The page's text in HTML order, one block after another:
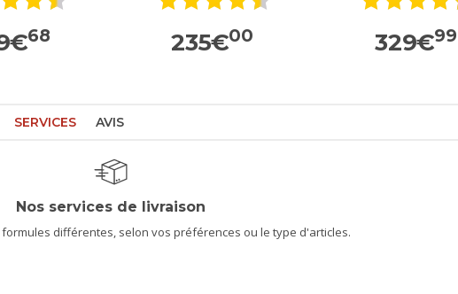
€68 235€00 329€99
SERVICES AVIS
Nos services de livraison
différentes, selon vos préférences ou le type d'articles.